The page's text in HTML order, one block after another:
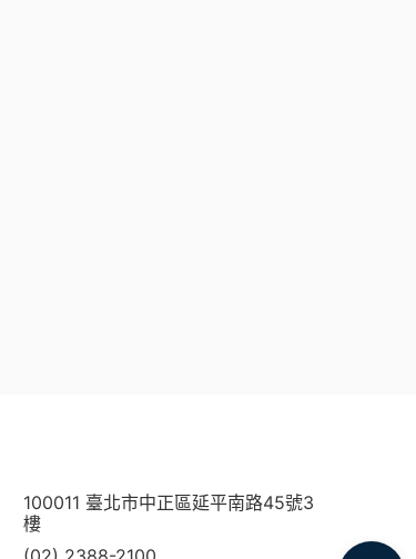
100011 臺北市中正區延平南路45號3
樓